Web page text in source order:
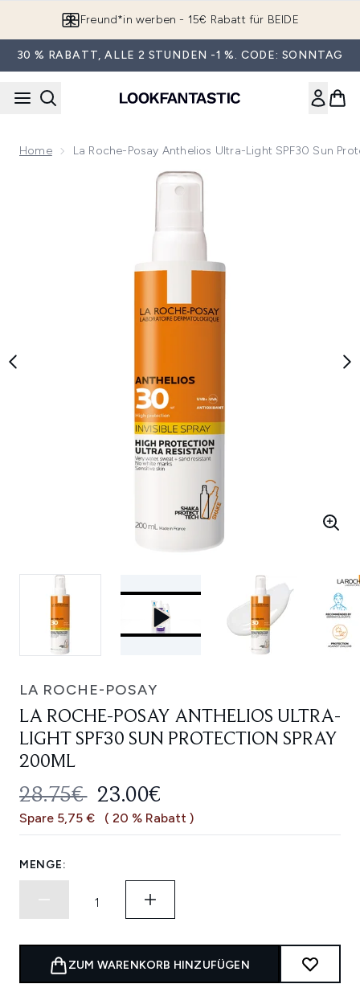
Freund*in werben - 15€ Rabatt für BEIDE
30 % RABATT, ALLE 2 STUNDEN -1 %. CODE: SONNTAG
Home La Roche-Posay Anthelios Ultra-Light SPF30 Sun
Now showing image 1 La Roche-Posay Anthelios Ultra-
LA ROCHE-POSAY
LA ROCHE-POSAY ANTHELIOS ULTRA-
LIGHT SPF30 SUN PROTECTION SPRAY
200ML
UNVERBINDLICHE
28.75€ AKTUELLER PREIS:
23.00€
Spare 5,75 € ( 20 % Rabatt )
MENGE:
ZUM WARENKORB HINZUFÜGEN